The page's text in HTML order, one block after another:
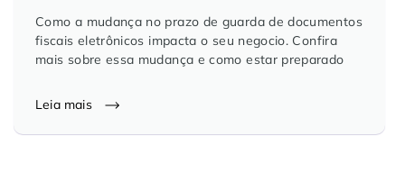
Como a mudança no prazo de guarda de documentos
fiscais eletrônicos impacta o seu negocio. Confira
mais sobre essa mudança e como estar preparado
Leia mais